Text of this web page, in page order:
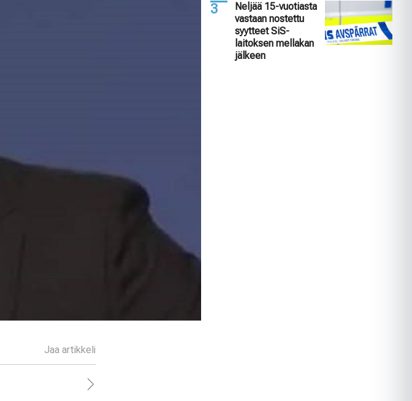
Jaa artikkeli
Neljää 15-vuotiasta
vastaan nostettu
syytteet SiS-
laitoksen mellakan
jälkeen